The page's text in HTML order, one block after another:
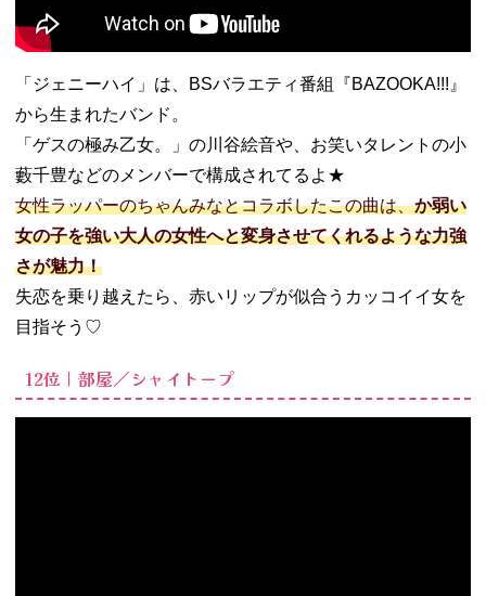
「ジェニーハイ」は、BSバラエティ番組『BAZOOKA!!!』
から生まれたバンド。
「ゲスの極み乙女。」の川谷絵音や、お笑いタレントの小
藪千豊などのメンバーで構成されてるよ★
女性ラッパーのちゃんみなとコラボしたこの曲は、か弱い
女の子を強い大人の女性へと変身させてくれるような力強
さが魅力！
失恋を乗り越えたら、赤いリップが似合うカッコイイ女を
目指そう♡
12位｜部屋／シャイトープ